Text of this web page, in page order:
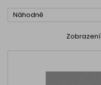
Náhodně
Zobrazení